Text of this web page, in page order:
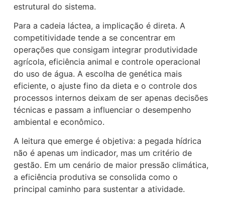
estrutural do sistema.
Para a cadeia láctea, a implicação é direta. A
competitividade tende a se concentrar em
operações que consigam integrar produtividade
agrícola, eficiência animal e controle operacional
do uso de água. A escolha de genética mais
eficiente, o ajuste fino da dieta e o controle dos
processos internos deixam de ser apenas decisões
técnicas e passam a influenciar o desempenho
ambiental e econômico.
A leitura que emerge é objetiva: a pegada hídrica
não é apenas um indicador, mas um critério de
gestão. Em um cenário de maior pressão climática,
a eficiência produtiva se consolida como o
principal caminho para sustentar a atividade.